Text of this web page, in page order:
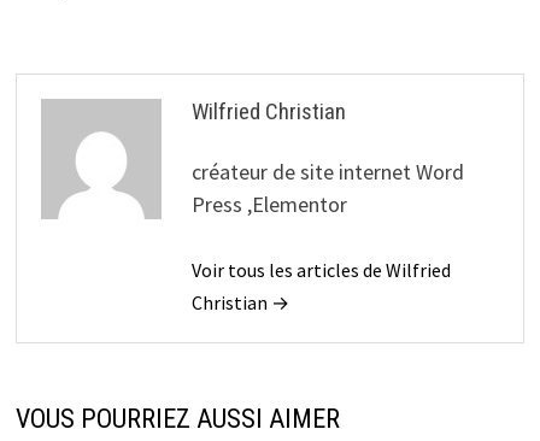
Wilfried Christian
créateur de site internet Word
Press ,Elementor
Voir tous les articles de Wilfried
Christian →
VOUS POURRIEZ AUSSI AIMER